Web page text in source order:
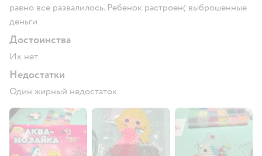
равно все развалилось. Ребенок растроен( выброшенные
деньги
Достоинства
Их нет
Недостатки
Один жирный недостаток